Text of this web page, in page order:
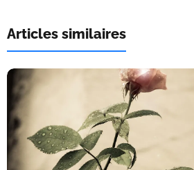
Articles similaires